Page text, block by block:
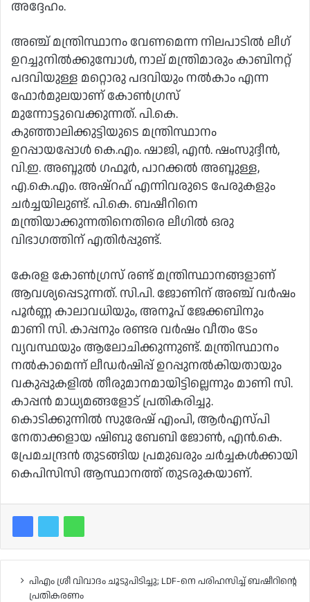
അദ്ദേഹം.
അഞ്ച് മന്ത്രിസ്ഥാനം വേണമെന്ന നിലപാടിൽ ലീഗ്
ഉറച്ചുനിൽക്കുമ്പോൾ, നാല് മന്ത്രിമാരും കാബിനറ്റ്
പദവിയുള്ള മറ്റൊരു പദവിയും നൽകാം എന്ന
ഫോർമുലയാണ് കോൺഗ്രസ്
മുന്നോട്ടുവെക്കുന്നത്. പി.കെ.
കുഞ്ഞാലിക്കുട്ടിയുടെ മന്ത്രിസ്ഥാനം
ഉറപ്പായപ്പോൾ കെ.എം. ഷാജി, എൻ. ഷംസുദ്ദീൻ,
വി.ഇ. അബ്ദുൽ ഗഫൂർ, പാറക്കൽ അബ്ദുള്ള,
എ.കെ.എം. അഷ്‌റഫ് എന്നിവരുടെ പേരുകളും
ചർച്ചയിലുണ്ട്. പി.കെ. ബഷീറിനെ
മന്ത്രിയാക്കുന്നതിനെതിരെ ലീഗിൽ ഒരു
വിഭാഗത്തിന് എതിർപ്പുണ്ട്.
കേരള കോൺഗ്രസ് രണ്ട് മന്ത്രിസ്ഥാനങ്ങളാണ്
ആവശ്യപ്പെടുന്നത്. സി.പി. ജോണിന് അഞ്ച് വർഷം
പൂർണ്ണ കാലാവധിയും, അനൂപ് ജേക്കബിനും
മാണി സി. കാപ്പനും രണ്ടര വർഷം വീതം ടേം
വ്യവസ്ഥയും ആലോചിക്കുന്നുണ്ട്. മന്ത്രിസ്ഥാനം
നൽകാമെന്ന് ലീഡർഷിപ്പ് ഉറപ്പുനൽകിയതായും
വകുപ്പുകളിൽ തീരുമാനമായിട്ടില്ലെന്നും മാണി സി.
കാപ്പൻ മാധ്യമങ്ങളോട് പ്രതികരിച്ചു.
കൊടിക്കുന്നിൽ സുരേഷ് എംപി, ആർഎസ്പി
നേതാക്കളായ ഷിബു ബേബി ജോൺ, എൻ.കെ.
പ്രേമചന്ദ്രൻ തുടങ്ങിയ പ്രമുഖരും ചർച്ചകൾക്കായി
കെപിസിസി ആസ്ഥാനത്ത് തുടരുകയാണ്.
പിഎം ശ്രീ വിവാദം ചൂടുപിടിച്ചു; LDF-നെ പരിഹസിച്ച് ബഷീറിന്റെ
പ്രതികരണം